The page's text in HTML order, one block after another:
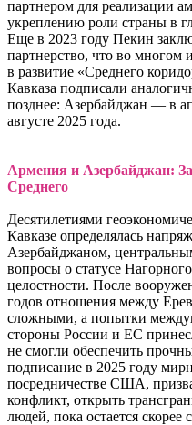
партнером для реализации
укреплению роли страны в
Еще в 2023 году Пекин
партнерство, что во многом
в развитие «Среднего
Кавказа подписали
позднее: Азербайджан — в
августе 2025 года.
Армения и Азербайджан:
Среднего
Десятилетиями
Кавказе определялась
Азербайджаном,
вопросы о статусе
целостности. После
годов отношения между
сложными, а попытки
стороны России и ЕС
не смогли обеспечить
подписание в 2025 году
посредничестве США,
конфликт, открыть
людей, пока остается